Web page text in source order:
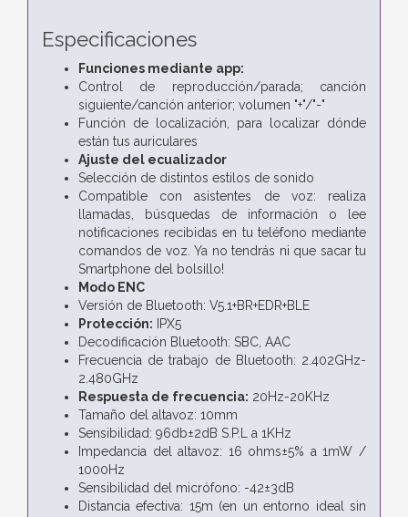
Especificaciones
Funciones mediante app:
Control de reproducción/parada; canción
siguiente/canción anterior; volumen "+"/"-"
Función de localización, para localizar dónde
están tus auriculares
Ajuste del ecualizador
Selección de distintos estilos de sonido
Compatible con asistentes de voz: realiza
llamadas, búsquedas de información o lee
notificaciones recibidas en tu teléfono mediante
comandos de voz. Ya no tendrás ni que sacar tu
Smartphone del bolsillo!
Modo ENC
Versión de Bluetooth: V5.1+BR+EDR+BLE
Protección: IPX5
Decodificación Bluetooth: SBC, AAC
Frecuencia de trabajo de Bluetooth: 2.402GHz-
2.480GHz
Respuesta de frecuencia: 20Hz-20KHz
Tamaño del altavoz: 10mm
Sensibilidad: 96db±2dB S.P.L a 1KHz
Impedancia del altavoz: 16 ohms±5% a 1mW /
1000Hz
Sensibilidad del micrófono: -42±3dB
Distancia efectiva: 15m (en un entorno ideal sin